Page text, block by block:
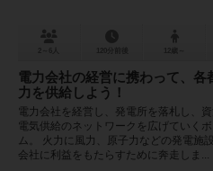
電力会社の経営に携わって、各
力を供給しよう！
電力会社を経営し、発電所を落札し、資
電気供給のネットワークを広げていく
ム。 火力に風力、原子力などの発電施
会社に利益をもたらすために奔走しま...